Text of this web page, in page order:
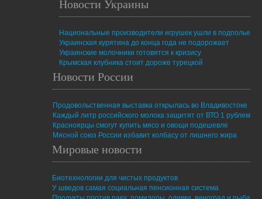
Новости Украины
Национальные производители игрушек ушли в подполье
Украинская курятина до конца года не подорожает
Украинские молочники готовятся к кризису
Крымская клубника стоит дороже турецкой
Новости России
Продовольственная выставка открылась во Владивостоке
Каждый литр российского молока защитят от ВТО 1 рублем
Красноярцы смогут купить мясо и овощи подешевле
Мясной союз России избавит колбасу от лишнего жира
Мировые новости
Биотехнологии для чистых продуктов
У шведов самая социальная пенсионная система